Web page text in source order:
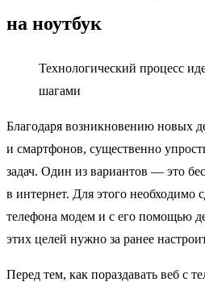
на ноутбук
Технологический процесс
шагами
Благодаря возникновению новых
и смартфонов, существенно
задач. Один из вариантов — это
в интернет. Для этого необходимо
телефона модем и с его помощью
этих целей нужно за ранее
Перед тем, как пораздавать веб с